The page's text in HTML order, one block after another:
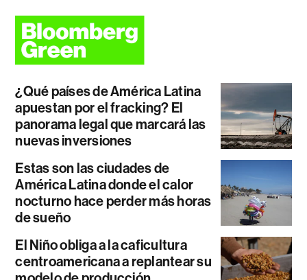
¿Qué países de América Latina
apuestan por el fracking? El
panorama legal que marcará las
nuevas inversiones
Estas son las ciudades de
América Latina donde el calor
nocturno hace perder más horas
de sueño
El Niño obliga a la caficultura
centroamericana a replantear su